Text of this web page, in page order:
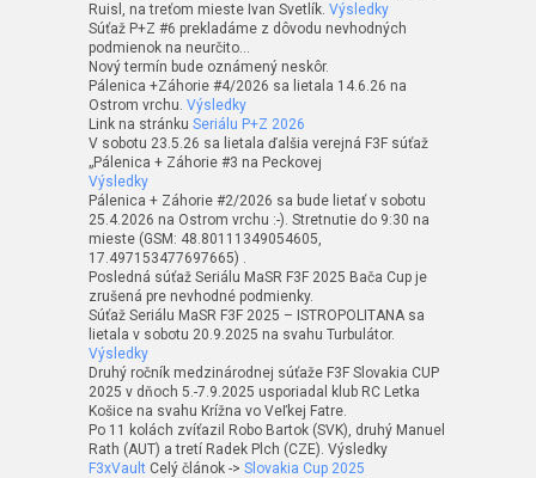
Ruisl, na treťom mieste Ivan Svetlík. Výsledky
Súťaž P+Z #6 prekladáme z dôvodu nevhodných
podmienok na neurčito…
Nový termín bude oznámený neskôr.
Pálenica +Záhorie #4/2026 sa lietala 14.6.26 na
Ostrom vrchu. Výsledky
Link na stránku Seriálu P+Z 2026
V sobotu 23.5.26 sa lietala ďalšia verejná F3F súťaž
„Pálenica + Záhorie #3 na Peckovej
Výsledky
Pálenica + Záhorie #2/2026 sa bude lietať v sobotu
25.4.2026 na Ostrom vrchu :-). Stretnutie do 9:30 na
mieste (GSM: 48.80111349054605,
17.497153477697665) .
Posledná súťaž Seriálu MaSR F3F 2025 Bača Cup je
zrušená pre nevhodné podmienky.
Súťaž Seriálu MaSR F3F 2025 – ISTROPOLITANA sa
lietala v sobotu 20.9.2025 na svahu Turbulátor.
Výsledky
Druhý ročník medzinárodnej súťaže F3F Slovakia CUP
2025 v dňoch 5.-7.9.2025 usporiadal klub RC Letka
Košice na svahu Krížna vo Veľkej Fatre.
Po 11 kolách zvíťazil Robo Bartok (SVK), druhý Manuel
Rath (AUT) a tretí Radek Plch (CZE). Výsledky
F3xVault Celý článok -> Slovakia Cup 2025